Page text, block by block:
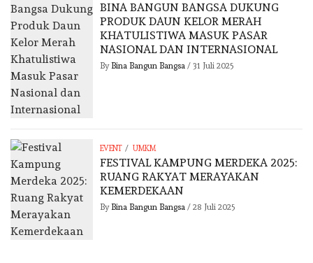
BINA BANGUN BANGSA DUKUNG
PRODUK DAUN KELOR MERAH
KHATULISTIWA MASUK PASAR
NASIONAL DAN INTERNASIONAL
By Bina Bangun Bangsa/ 31 Juli 2025
EVENT / UMKM
FESTIVAL KAMPUNG MERDEKA 2025:
RUANG RAKYAT MERAYAKAN
KEMERDEKAAN
By Bina Bangun Bangsa/ 28 Juli 2025